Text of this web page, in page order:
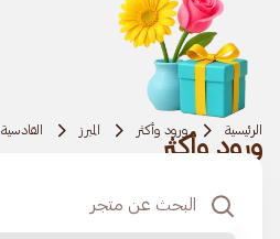
الرئيسية ورود وأكثر المبرز القادسية
ورود وأكثر